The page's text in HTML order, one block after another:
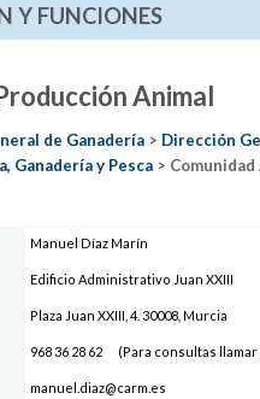
Y FUNCIONES
Animal
de Ganadería> Dirección
Ganadería y Pesca> Comunidad
Manuel Díaz Marín
Edificio Administrativo Juan XXIII
Plaza Juan XXIII, 4. 30008, Murcia
968 36 28 62 (Para consultas
manuel.diaz@carm.es